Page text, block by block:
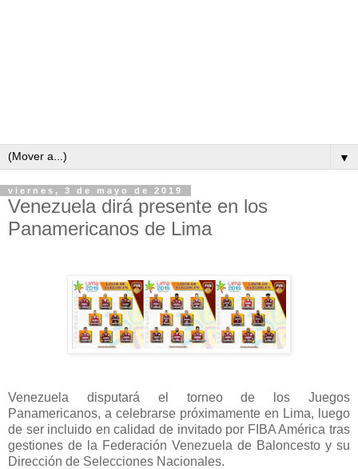
▼
viernes, 3 de mayo de 2019
Venezuela dirá presente en los
Panamericanos de Lima
Venezuela disputará el torneo de los Juegos
Panamericanos, a celebrarse próximamente en Lima, luego
de ser incluido en calidad de invitado por FIBA América tras
gestiones de la Federación Venezuela de Baloncesto y su
Dirección de Selecciones Nacionales.